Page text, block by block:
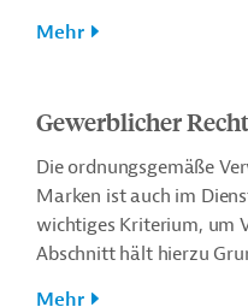
Mehr
Gewerblicher
Die ordnungsgemäße
Marken ist auch im
wichtiges Kriterium, um
Abschnitt hält hierzu
Mehr